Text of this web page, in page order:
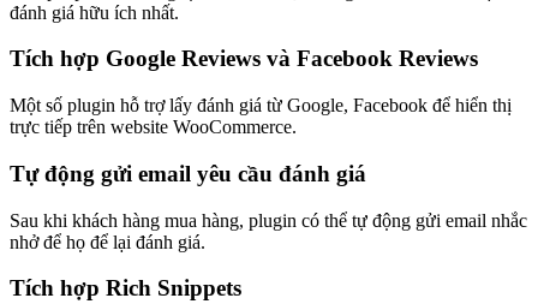
đánh giá hữu ích nhất.
Tích hợp Google Reviews và Facebook Reviews
Một số plugin hỗ trợ lấy đánh giá từ Google, Facebook để hiển thị
trực tiếp trên website WooCommerce.
Tự động gửi email yêu cầu đánh giá
Sau khi khách hàng mua hàng, plugin có thể tự động gửi email nhắc
nhở để họ để lại đánh giá.
Tích hợp Rich Snippets